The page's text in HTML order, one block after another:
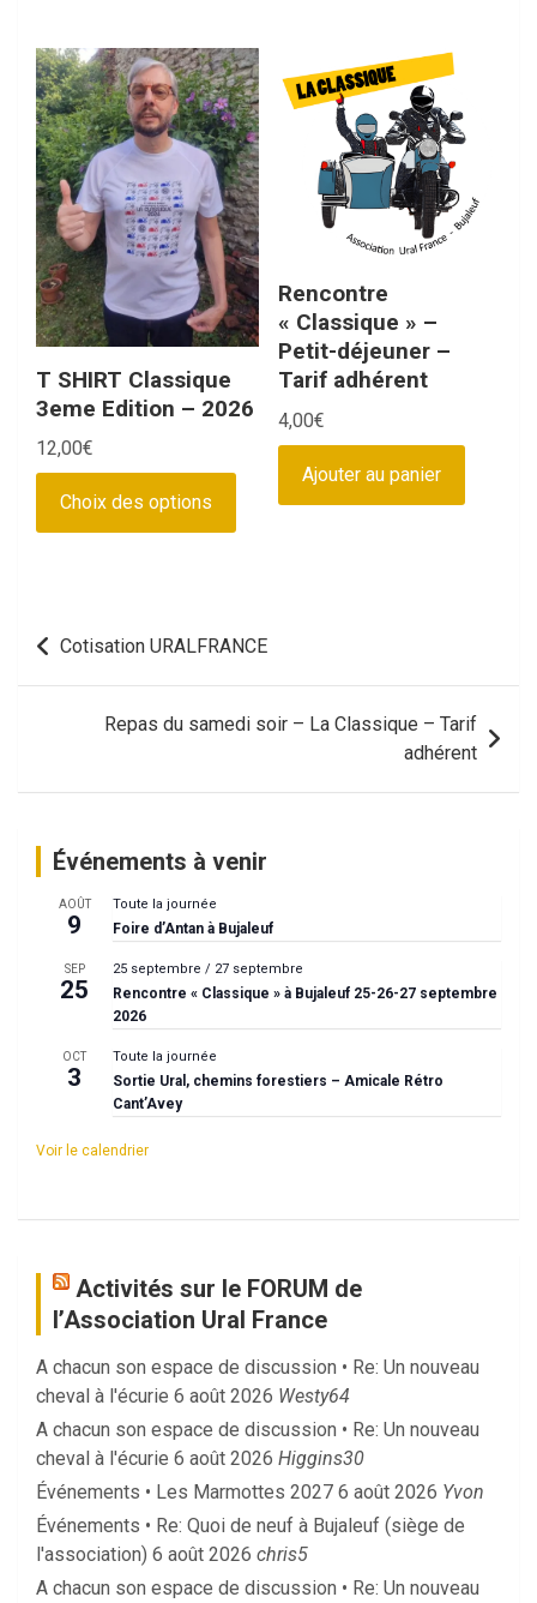
T SHIRT Classique
3eme Edition – 2026
12,00€
Choix des options
options
peuvent
être
du
Rencontre
« Classique » –
Petit-déjeuner –
Tarif adhérent
4,00€
Ajouter au panier
Navigation
l’article
Cotisation URALFRANCE
Repas du samedi soir – La Classique – Tarif
adhérent
Événements à venir
AOÛT
9
Toute la journée
Foire d’Antan à Bujaleuf
SEP
25
25 septembre / 27 septembre
Rencontre « Classique » à Bujaleuf 25-26-27 septembre
2026
OCT
3
Toute la journée
Sortie Ural, chemins forestiers – Amicale Rétro
Cant’Avey
Voir le calendrier
Activités sur le FORUM de
l’Association Ural France
A chacun son espace de discussion • Re: Un nouveau
cheval à l'écurie 6 août 2026 Westy64
A chacun son espace de discussion • Re: Un nouveau
cheval à l'écurie 6 août 2026 Higgins30
Événements • Les Marmottes 2027 6 août 2026 Yvon
Événements • Re: Quoi de neuf à Bujaleuf (siège de
l'association) 6 août 2026 chris5
A chacun son espace de discussion • Re: Un nouveau